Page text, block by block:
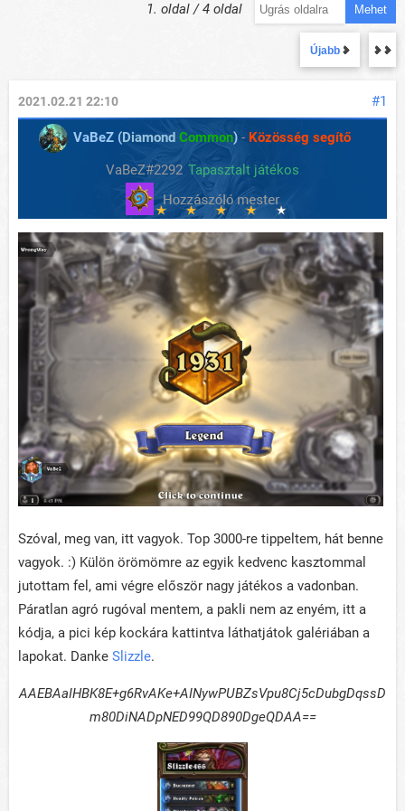
1. oldal / 4 oldal Mehet
Újabb
#1
2021.02.21 22:10
VaBeZ (Diamond Common) - Közösség segítő
VaBeZ#2292 Tapasztalt játékos
Szóval, meg van, itt vagyok. Top 3000-re tippeltem, hát benne
vagyok. :) Külön örömömre az egyik kedvenc kasztommal
jutottam fel, ami végre először nagy játékos a vadonban.
Páratlan agró rugóval mentem, a pakli nem az enyém, itt a
kódja, a pici kép kockára kattintva láthatjátok galériában a
lapokat. Danke Slizzle.
AAEBAaIHBK8E+g6RvAKe+AINywPUBZsVpu8Cj5cDubgDqssD
m80DiNADpNED99QD890DgeQDAA==